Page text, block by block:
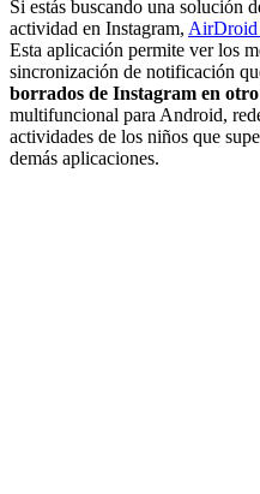
Si estás buscando una solución
actividad en Instagram, AirDroid
Esta aplicación permite ver los
sincronización de notificación
borrados de Instagram en
multifuncional para Android,
actividades de los niños que
demás aplicaciones.